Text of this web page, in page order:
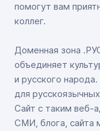
помогут вам
коллег.
Доменная зона
объединяет
и русского
для
Сайт с таким веб-
СМИ, блога, сайта